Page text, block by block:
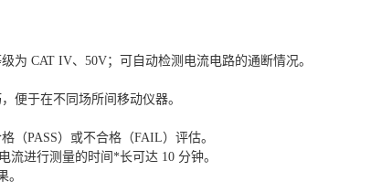
为 CAT IV、50V；可自动检测电流电路的通断情况。
便于在不同场所间移动仪器。
（PASS）或不合格（FAIL）评估。
流进行测量的时间*长可达 10 分钟。
。